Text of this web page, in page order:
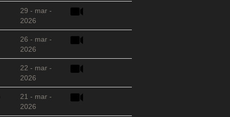
29 - mar -
2026
26 - mar -
2026
22 - mar -
2026
21 - mar -
2026